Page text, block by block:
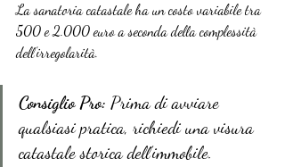
La sanatoria catastale ha un costo variabile tra
500 e 2.000 euro a seconda della complessità
dell’irregolarità.
Consiglio Pro: Prima di avviare
qualsiasi pratica, richiedi una visura
catastale storica dell’immobile.